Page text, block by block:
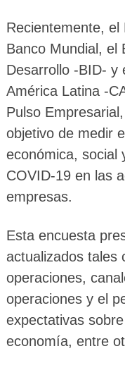
Recientemente, el
Banco Mundial, el
Desarrollo -BID- y
América Latina -
Pulso
objetivo de medir
económica, social
COVID-19 en las
empresas.
Esta encuesta
actualizados tales
operaciones,
operaciones y el
expectativas
economía, entre